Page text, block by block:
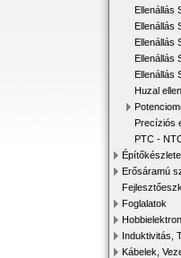
Ellenállás
Ellenállás
Ellenállás
Ellenállás
Ellenállás
Huzal
Precíziós
PTC -
Erősáramú
Foglalatok
Induktivitás,
Kábelek,